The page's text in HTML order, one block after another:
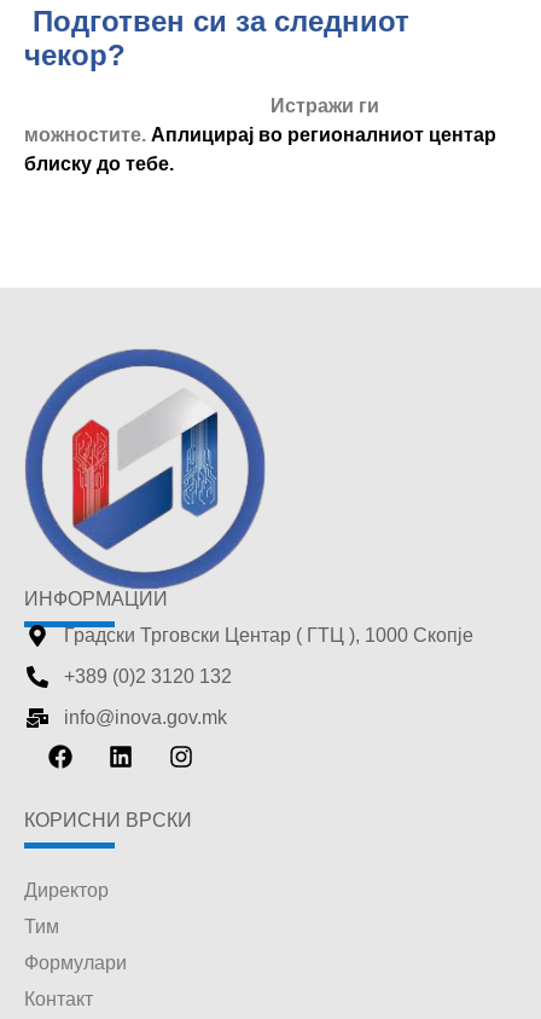
Подготвен си за следниот
чекор?
Истражи ги
можностите. Аплицирај во регионалниот центар
блиску до тебе.
ИНФОРМАЦИИ
Градски Трговски Центар ( ГТЦ ), 1000 Скопје
+389 (0)2 3120 132
info@inova.gov.mk
КОРИСНИ ВРСКИ
Директор
Тим
Формулари
Контакт